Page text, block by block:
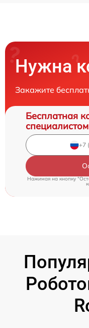
Нужна
Закажите
Бесплатная
специалистом
Нажимая на кнопку